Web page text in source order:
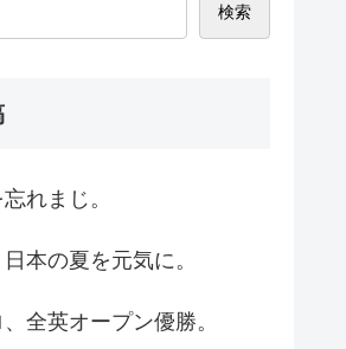
検索
れまじ。
本の夏を元気に。
全英オープン優勝。